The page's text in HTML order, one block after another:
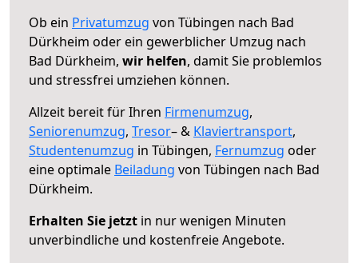
Ob ein Privatumzug von Tübingen nach Bad
Dürkheim oder ein gewerblicher Umzug nach
Bad Dürkheim, wir helfen, damit Sie problemlos
und stressfrei umziehen können.
Allzeit bereit für Ihren Firmenumzug,
Seniorenumzug, Tresor– & Klaviertransport,
Studentenumzug in Tübingen, Fernumzug oder
eine optimale Beiladung von Tübingen nach Bad
Dürkheim.
Erhalten Sie jetzt in nur wenigen Minuten
unverbindliche und kostenfreie Angebote.